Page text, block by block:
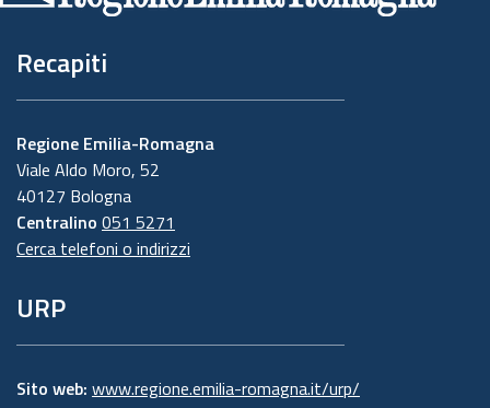
Recapiti
Regione Emilia-Romagna
Viale Aldo Moro, 52
40127 Bologna
Centralino 051 5271
Cerca telefoni o indirizzi
URP
Sito web: www.regione.emilia-romagna.it/urp/